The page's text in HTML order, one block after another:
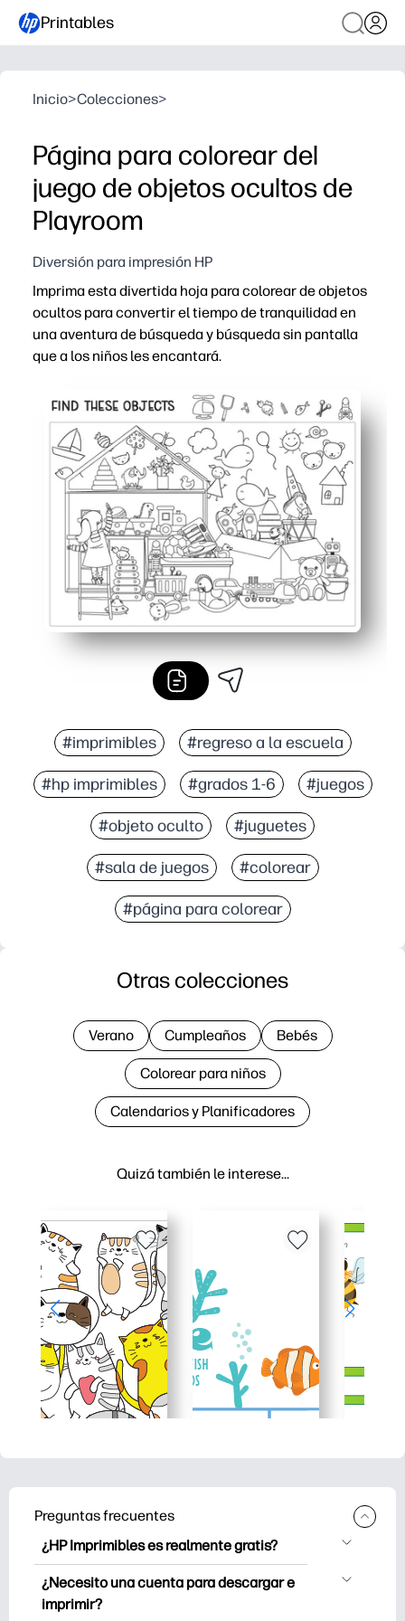
Printables
Inicio>Colecciones>
Página para colorear del
juego de objetos ocultos de
Playroom
Diversión para impresión HP
Imprima esta divertida hoja para colorear de objetos
ocultos para convertir el tiempo de tranquilidad en
una aventura de búsqueda y búsqueda sin pantalla
que a los niños les encantará.
Sin preparación - solo imprime y los niños comienzan
Los mantiene ocupados por más tiempo: dos
Desarrolla habilidades reales: escaneo visual,
Perfecto en cualquier lugar - úselo para trabajos
#imprimibles #regreso a la escuela
#hp imprimibles #grados 1-6 #juegos
#objeto oculto #juguetes
#sala de juegos #colorear
#página para colorear
Quizá también le interese…
Otras colecciones
Verano Cumpleaños Bebés
Colorear para niños
Calendarios y Planificadores
Preguntas frecuentes
¿HP Imprimibles es realmente gratis?
HP Printables ofrece más de 2.500
imprimibles gratuitos para descargar e
¿Necesito una cuenta para descargar e
imprimir?